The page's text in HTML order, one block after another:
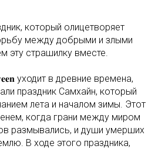
который олицетворяет
между добрыми и злыми
эту страшилку вместе.
уходит в древние времена,
праздник Самхайн, который
лета и началом зимы. Этот
когда грани между миром
размывались, и души умерших
В ходе этого праздника,